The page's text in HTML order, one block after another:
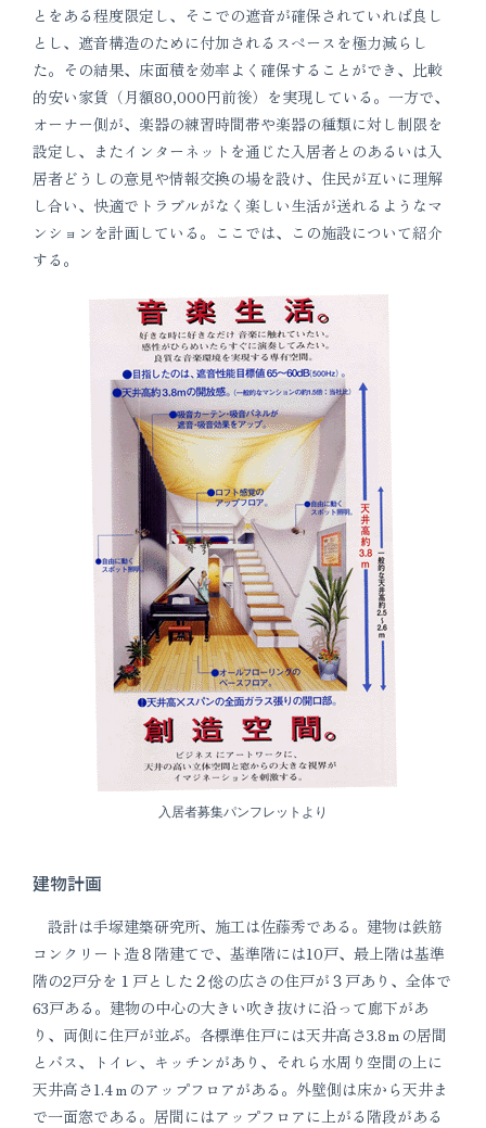
とをある程度限定し、そこでの遮音が確保されていれば良し
とし、遮音構造のために付加されるスペースを極力減らし
た。その結果、床面積を効率よく確保することができ、比較
的安い家賃（月額80,000円前後）を実現している。一方で、
オーナー側が、楽器の練習時間帯や楽器の種類に対し制限を
設定し、またインターネットを通じた入居者とのあるいは入
居者どうしの意見や情報交換の場を設け、住民が互いに理解
し合い、快適でトラブルがなく楽しい生活が送れるようなマ
ンションを計画している。ここでは、この施設について紹介
する。
入居者募集パンフレットより
建物計画
設計は手塚建築研究所、施工は佐藤秀である。建物は鉄筋
コンクリート造８階建てで、基準階には10戸、最上階は基準
階の2戸分を１戸とした２倊の広さの住戸が３戸あり、全体で
63戸ある。建物の中心の大きい吹き抜けに沿って廊下があ
り、両側に住戸が並ぶ。各標準住戸には天井高さ3.8ｍの居間
とバス、トイレ、キッチンがあり、それら水周り空間の上に
天井高さ1.4ｍのアップフロアがある。外壁側は床から天井ま
で一面窓である。居間にはアップフロアに上がる階段がある